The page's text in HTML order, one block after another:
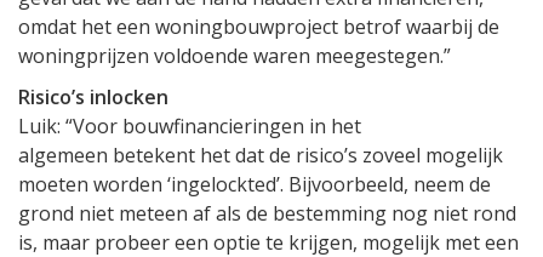
omdat het een woningbouwproject betrof waarbij de
woningprijzen voldoende waren meegestegen.”
Risico’s inlocken
Luik: “Voor bouwfinancieringen in het
algemeen betekent het dat de risico’s zoveel mogelijk
moeten worden ‘ingelockted’. Bijvoorbeeld, neem de
grond niet meteen af als de bestemming nog niet rond
is, maar probeer een optie te krijgen, mogelijk met een